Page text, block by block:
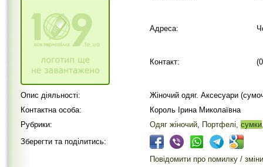
Адреса:
Контакт:
Опис діяльності:
Жіночий одяг. Аксесуари
Контактна особа:
Король Ірина Миколаївна
Рубрики:
Одяг жіночий, Портфелі, сумки
Зберегти та поділитись:
Повідомити про помилку / зміни